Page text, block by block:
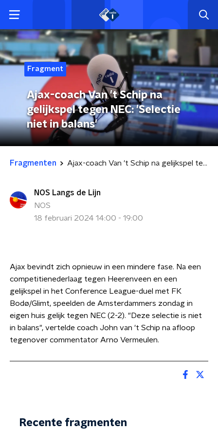
Fragment
Ajax-coach Van 't Schip na
gelijkspel tegen NEC: 'Selectie
niet in balans'
Fragmenten Ajax-coach Van 't Schip na gelijkspel tegen NEC: 'Selectie niet in balans'
NOS Langs de Lijn
NOS
18 februari 2024 14:00 - 19:00
Ajax bevindt zich opnieuw in een mindere fase. Na een
competitienederlaag tegen Heerenveen en een
gelijkspel in het Conference League-duel met FK
Bodø/Glimt, speelden de Amsterdammers zondag in
eigen huis gelijk tegen NEC (2-2). "Deze selectie is niet
in balans", vertelde coach John van 't Schip na afloop
tegenover commentator Arno Vermeulen.
Recente fragmenten